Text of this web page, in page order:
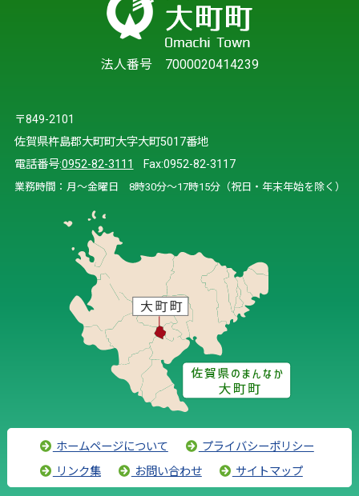
法人番号 7000020414239
〒849-2101
佐賀県杵島郡大町町大字大町5017番地
電話番号:0952-82-3111 Fax:0952-82-3117
業務時間：月～金曜日 8時30分～17時15分（祝日・年末年始を除く）
ホームページについて
プライバシーポリシー
リンク集
お問い合わせ サイトマップ